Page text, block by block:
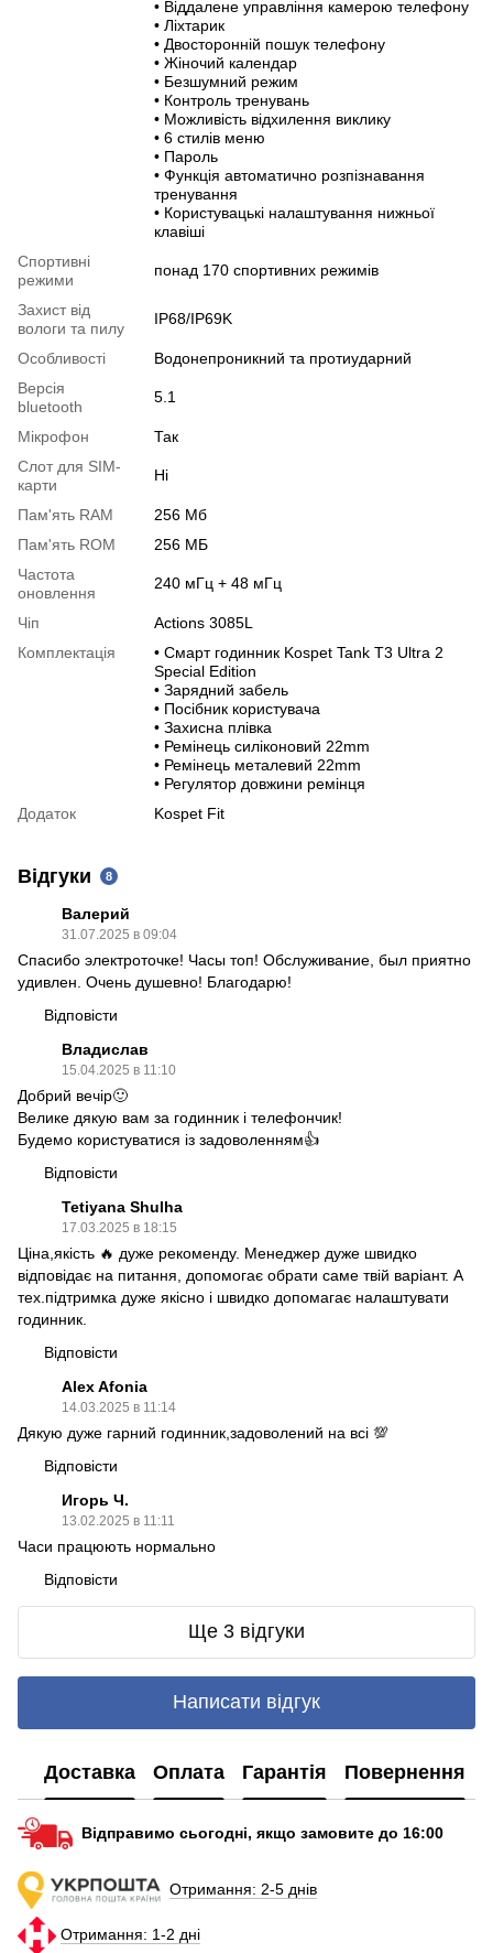
• Віддалене управління камерою телефону
• Ліхтарик
• Двосторонній пошук телефону
• Жіночий календар
• Безшумний режим
• Контроль тренувань
• Можливість відхилення виклику
• 6 стилів меню
• Пароль
• Функція автоматично розпізнавання
тренування
• Користувацькі налаштування нижньої
клавіші
Спортивні
режими
понад 170 спортивних режимів
Захист від
вологи та пилу
IP68/IP69K
Особливості
Водонепроникний та протиударний
Версія
bluetooth
5.1
Мікрофон
Так
Слот для SIM-
карти
Нi
Пам'ять RAM
256 Мб
Пам'ять RОM
256 МБ
Частота
оновлення
240 мГц + 48 мГц
Чіп
Actions 3085L
Комплектація
• Смарт годинник Kospet Tank T3 Ultra 2
Special Edition
• Зарядний забель
• Посібник користувача
• Захисна плівка
• Ремінець силіконовий 22mm
• Ремінець металевий 22mm
• Регулятор довжини ремінця
Додаток
Kospet Fit
Відгуки 8
Валерий
31.07.2025 в 09:04
Спасибо электроточке! Часы топ! Обслуживание, был приятно
удивлен. Очень душевно! Благодарю!
Відповісти
Владислав
15.04.2025 в 11:10
Добрий вечір🙂
Велике дякую вам за годинник і телефончик!
Будемо користуватися із задоволенням👍
Відповісти
Tetiyana Shulha
17.03.2025 в 18:15
Ціна,якість 🔥 дуже рекоменду. Менеджер дуже швидко
відповідає на питання, допомогає обрати саме твій варіант. А
тех.підтримка дуже якісно і швидко допомагає налаштувати
годинник.
Відповісти
Alex Afonia
14.03.2025 в 11:14
Дякую дуже гарний годинник,задоволений на всі 💯
Відповісти
Игорь Ч.
13.02.2025 в 11:11
Часи працюють нормально
Відповісти
Ще 3 відгуки
Написати відгук
Доставка Оплата Гарантія Повернення
Відправимо сьогодні, якщо замовите до 16:00
Отримання: 2-5 днів
Отримання: 1-2 дні